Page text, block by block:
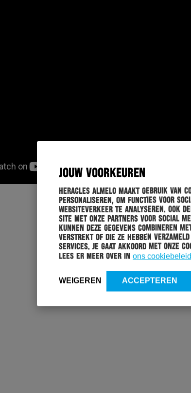
JOUW VOORKEUREN
Heracles Almelo maakt gebruik van
personaliseren, om functies voor
websiteverkeer te analyseren. Ook
site met onze partners voor social
kunnen deze gegevens combineren
verstrekt of die ze hebben verzameld
services. Je gaat akkoord met onze
Lees er meer over in ons cookiebeleid
WEIGEREN ACCEPTEREN